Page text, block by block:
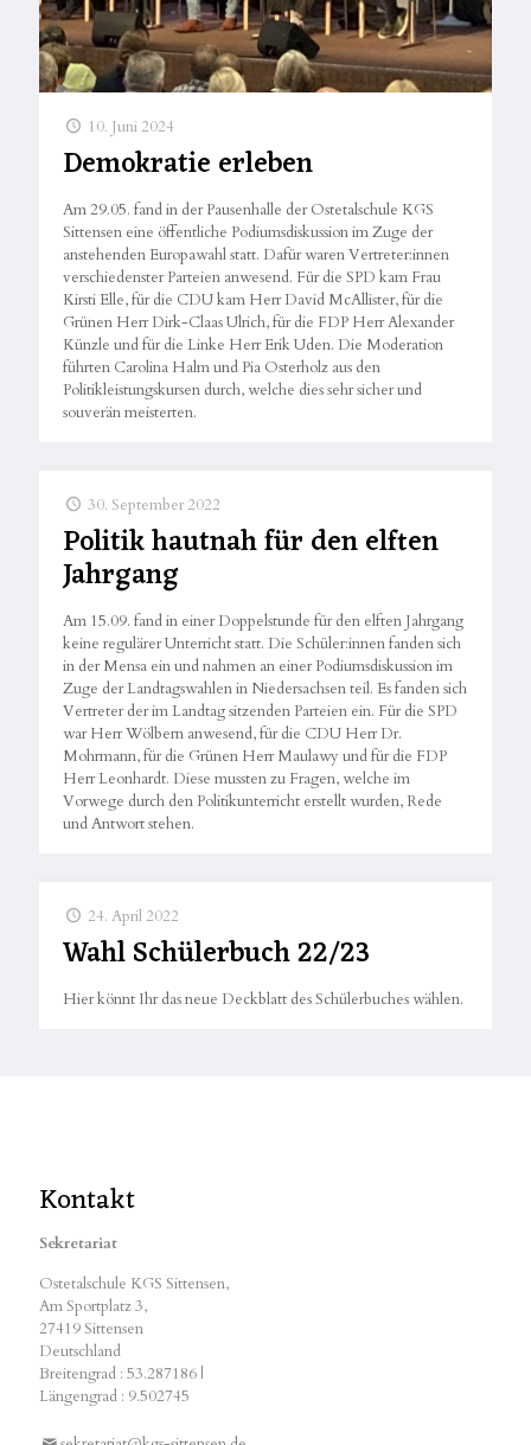
10. Juni 2024
Demokratie erleben
Am 29.05. fand in der Pausenhalle der Ostetalschule KGS
Sittensen eine öffentliche Podiumsdiskussion im Zuge der
anstehenden Europawahl statt. Dafür waren Vertreter:innen
verschiedenster Parteien anwesend. Für die SPD kam Frau
Kirsti Elle, für die CDU kam Herr David McAllister, für die
Grünen Herr Dirk-Claas Ulrich, für die FDP Herr Alexander
Künzle und für die Linke Herr Erik Uden. Die Moderation
führten Carolina Halm und Pia Osterholz aus den
Politikleistungskursen durch, welche dies sehr sicher und
souverän meisterten.
30. September 2022
Politik hautnah für den elften
Jahrgang
Am 15.09. fand in einer Doppelstunde für den elften Jahrgang
keine regulärer Unterricht statt. Die Schüler:innen fanden sich
in der Mensa ein und nahmen an einer Podiumsdiskussion im
Zuge der Landtagswahlen in Niedersachsen teil. Es fanden sich
Vertreter der im Landtag sitzenden Parteien ein. Für die SPD
war Herr Wölbern anwesend, für die CDU Herr Dr.
Mohrmann, für die Grünen Herr Maulawy und für die FDP
Herr Leonhardt. Diese mussten zu Fragen, welche im
Vorwege durch den Politikunterricht erstellt wurden, Rede
und Antwort stehen.
24. April 2022
Wahl Schülerbuch 22/23
Hier könnt Ihr das neue Deckblatt des Schülerbuches wählen.
Kontakt
Sekretariat
Ostetalschule KGS Sittensen,
Am Sportplatz 3,
27419 Sittensen
Deutschland
Breitengrad : 53.287186 |
Längengrad : 9.502745